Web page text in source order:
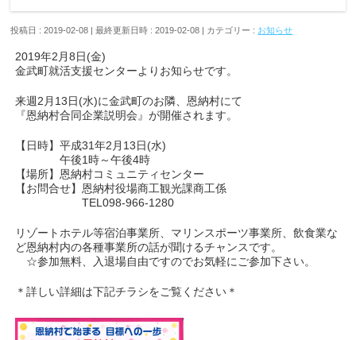
投稿日 : 2019-02-08 最終更新日時 : 2019-02-08 カテゴリー : お知らせ
2019年2月8日(金)
金武町就活支援センターよりお知らせです。
来週2月13日(水)に金武町のお隣、恩納村にて
『恩納村合同企業説明会』が開催されます。
【日時】平成31年2月13日(水)
午後1時～午後4時
【場所】恩納村コミュニティセンター
【お問合せ】恩納村役場商工観光課商工係
TEL098-966-1280
リゾートホテル等宿泊事業所、マリンスポーツ事業所、飲食業な
ど恩納村内の各種事業所の話が聞けるチャンスです。
☆参加無料、入退場自由ですのでお気軽にご参加下さい。
＊詳しい詳細は下記チラシをご覧ください＊